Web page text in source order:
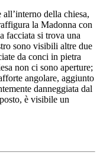
della chiesa,
la Madonna con
facciata si trova una
sono visibili altre due
da conci in pietra
non ci sono aperture;
angolare, aggiunto
danneggiata dal
è visibile un